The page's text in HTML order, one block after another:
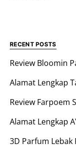
RECENT POSTS
Review Bloomin
Alamat Lengkap
Review Farpoem
Alamat Lengkap
3D Parfum